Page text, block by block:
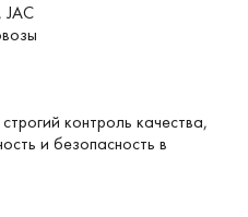
JAC
контроль качества,
и безопасность в